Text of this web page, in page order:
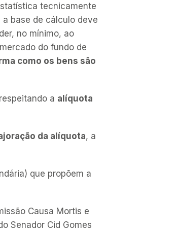
tecnicamente
a base de cálculo deve
no mínimo, ao
do fundo de
como os bens são
a alíquota
da alíquota, a
que propõem a
Causa Mortis e
Senador Cid Gomes